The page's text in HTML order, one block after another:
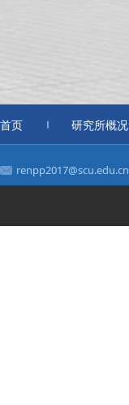
首页 研究所概况
renpp2017@scu.edu.cn